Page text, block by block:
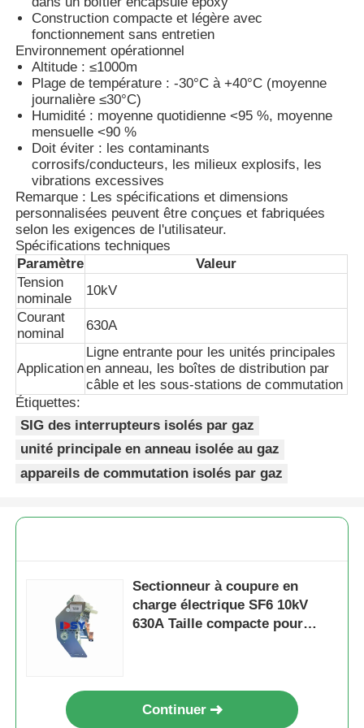
VR Show
A propos de nous
Visite d'usine
Contrôle de la qualité
Contact
nouvelles
Tous les cas
Demande de soumission
Appareils de commutation à tension moyenne
Appareillage de coupure à isolation gazeuse (GIS)
Appareillage de coupure en boucle
Construction compacte et légère avec
fonctionnement sans entretien
Environnement opérationnel
Altitude : ≤1000m
Plage de température : -30°C à +40°C (moyenne
journalière ≤30°C)
Humidité : moyenne quotidienne <95 %, moyenne
mensuelle <90 %
Doit éviter : les contaminants
corrosifs/conducteurs, les milieux explosifs, les
vibrations excessives
Remarque : Les spécifications et dimensions
personnalisées peuvent être conçues et fabriquées
selon les exigences de l'utilisateur.
Spécifications techniques
Paramètre
Valeur
Tension
nominale
10kV
Courant
nominal
630A
Application
Ligne entrante pour les unités principales
en anneau, les boîtes de distribution par
câble et les sous-stations de commutation
Étiquettes:
SIG des interrupteurs isolés par gaz
unité principale en anneau isolée au gaz
appareils de commutation isolés par gaz
Sectionneur à coupure en
charge électrique SF6 10kV
630A Taille compacte pour
Continuer